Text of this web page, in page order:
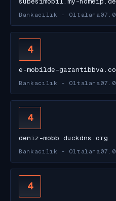
Bankacılık - Oltalama
4
e-mobilde-
Bankacılık - Oltalama
4
deniz-mobb.duckdns.org
Bankacılık - Oltalama
4